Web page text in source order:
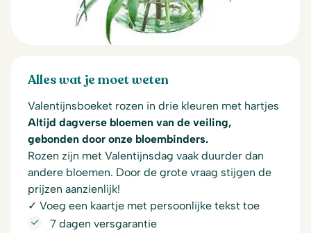
Alles wat je moet weten
Valentijnsboeket rozen in drie kleuren met hartjes
Altijd dagverse bloemen van de veiling,
gebonden door onze bloembinders.
Rozen zijn met Valentijnsdag vaak duurder dan
andere bloemen. Door de grote vraag stijgen de
prijzen aanzienlijk!
✓ Voeg een kaartje met persoonlijke tekst toe
7 dagen versgarantie